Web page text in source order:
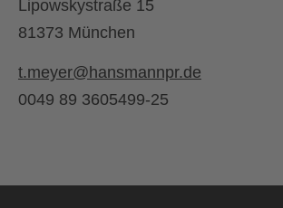
Lipowskystraße 15
81373 München
t.meyer@hansmannpr.de
0049 89 3605499-25